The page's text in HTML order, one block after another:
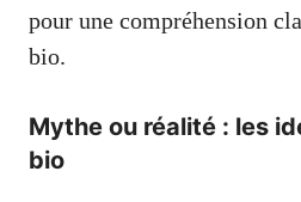
pour une compréhension
bio.
Mythe ou réalité : les
bio